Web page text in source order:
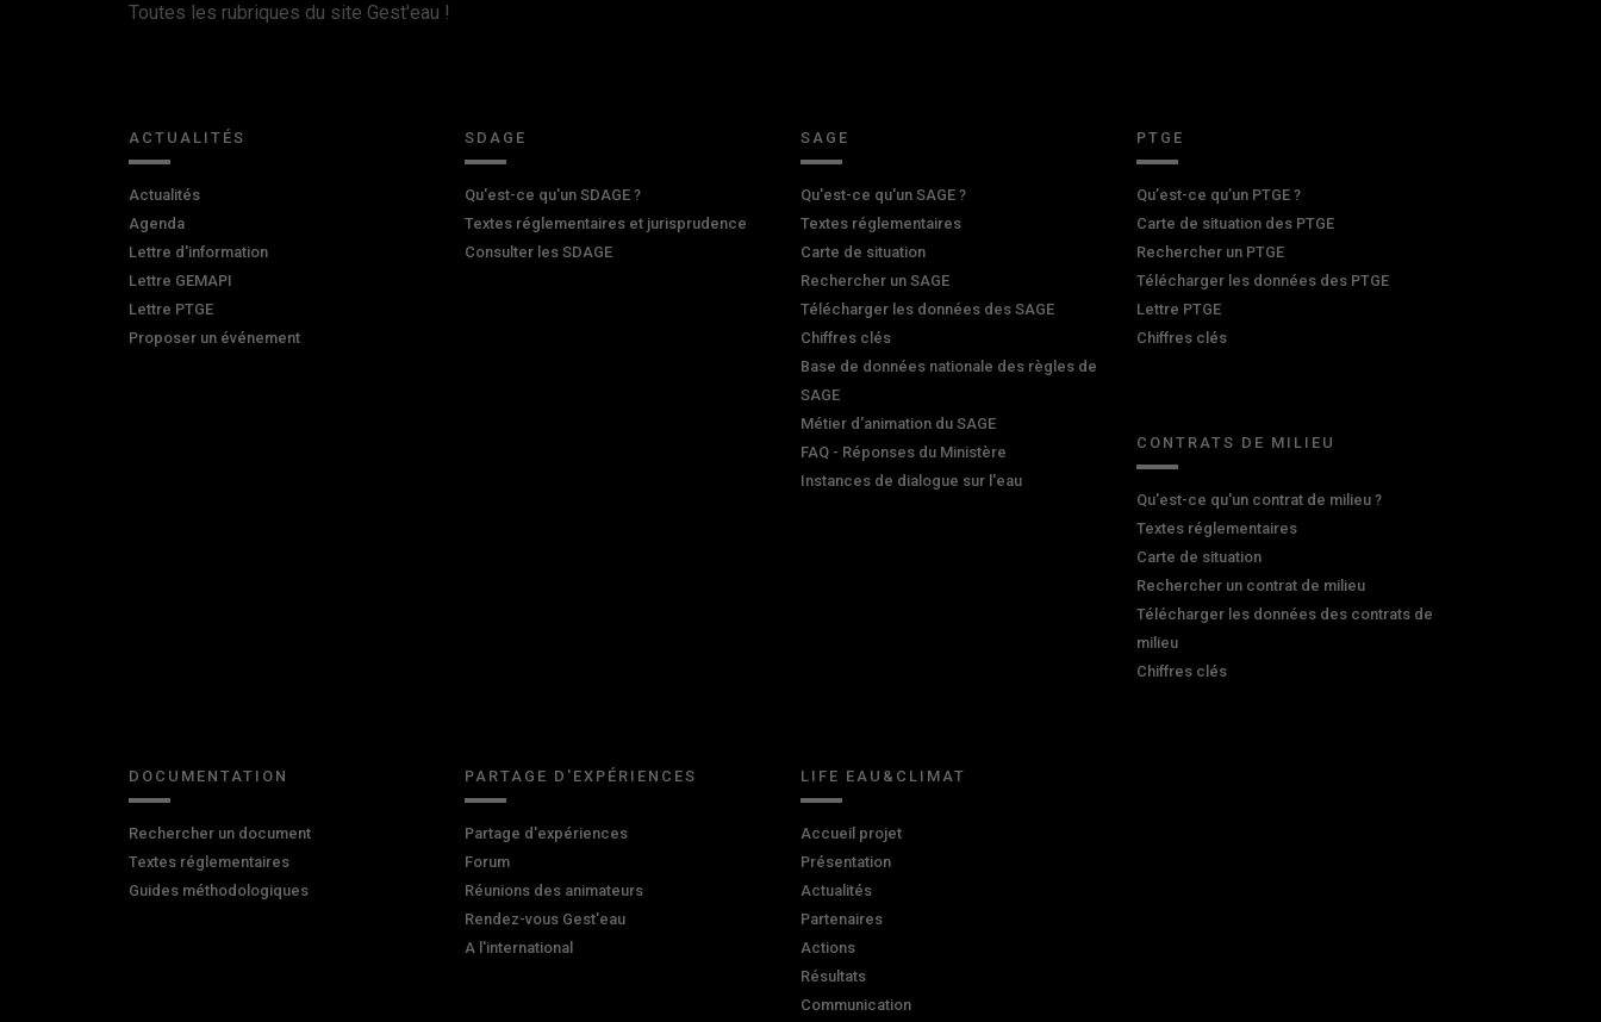
Toutes les rubriques du site Gest'eau !
ACTUALITÉS
Actualités
Agenda
Lettre d'information
Lettre GEMAPI
Lettre PTGE
Proposer un événement
SDAGE
Qu'est-ce qu'un SDAGE ?
Textes réglementaires et jurisprudence
Consulter les SDAGE
SAGE
Qu'est-ce qu'un SAGE ?
Textes réglementaires
Carte de situation
Rechercher un SAGE
Télécharger les données des SAGE
Chiffres clés
Base de données nationale des règles de
SAGE
Métier d'animation du SAGE
FAQ - Réponses du Ministère
Instances de dialogue sur l'eau
PTGE
Qu’est-ce qu’un PTGE ?
Carte de situation des PTGE
Rechercher un PTGE
Télécharger les données des PTGE
Lettre PTGE
Chiffres clés
CONTRATS DE MILIEU
Qu'est-ce qu'un contrat de milieu ?
Textes réglementaires
Carte de situation
Rechercher un contrat de milieu
Télécharger les données des contrats de
milieu
Chiffres clés
DOCUMENTATION
Rechercher un document
Textes réglementaires
Guides méthodologiques
PARTAGE D'EXPÉRIENCES
Partage d'expériences
Forum
Réunions des animateurs
Rendez-vous Gest'eau
A l'international
LIFE EAU&CLIMAT
Accueil projet
Présentation
Actualités
Partenaires
Actions
Résultats
Communication